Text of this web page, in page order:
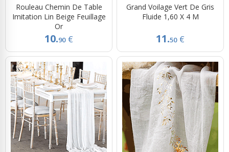
Rouleau Chemin De Table
Imitation Lin Beige Feuillage
Or
10.90 €
Grand Voilage Vert De Gris
Fluide 1,60 X 4 M
11.50 €